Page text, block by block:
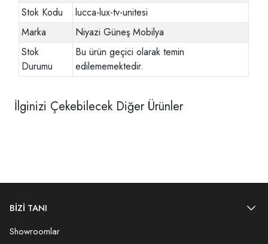
Stok Kodu
lucca-lux-tv-unitesi
Marka
Niyazi Güneş Mobilya
Stok
Durumu
Bu ürün geçici olarak temin
edilememektedir.
İlginizi Çekebilecek Diğer Ürünler
BİZİ TANI
Showroomlar